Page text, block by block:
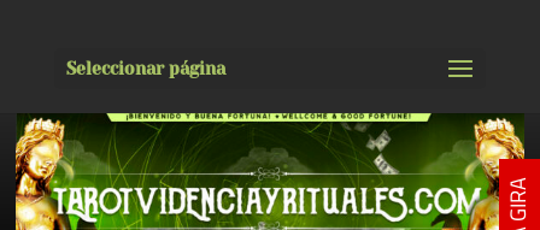
Seleccionar página